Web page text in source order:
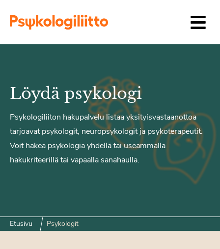
Löydä psykologi
Psykologiliiton hakupalvelu listaa yksityisvastaanottoa
tarjoavat psykologit, neuropsykologit ja psykoterapeutit.
Voit hakea psykologia yhdellä tai useammalla
hakukriteerillä tai vapaalla sanahaulla.
Etusivu Psykologit